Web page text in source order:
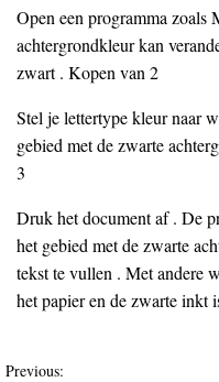
Open een programma
achtergrondkleur kan
zwart . Kopen van 2
Stel je lettertype kleur naar
gebied met de zwarte
3
Druk het document af . De
het gebied met de zwarte
tekst te vullen . Met andere
het papier en de zwarte inkt
Previous: